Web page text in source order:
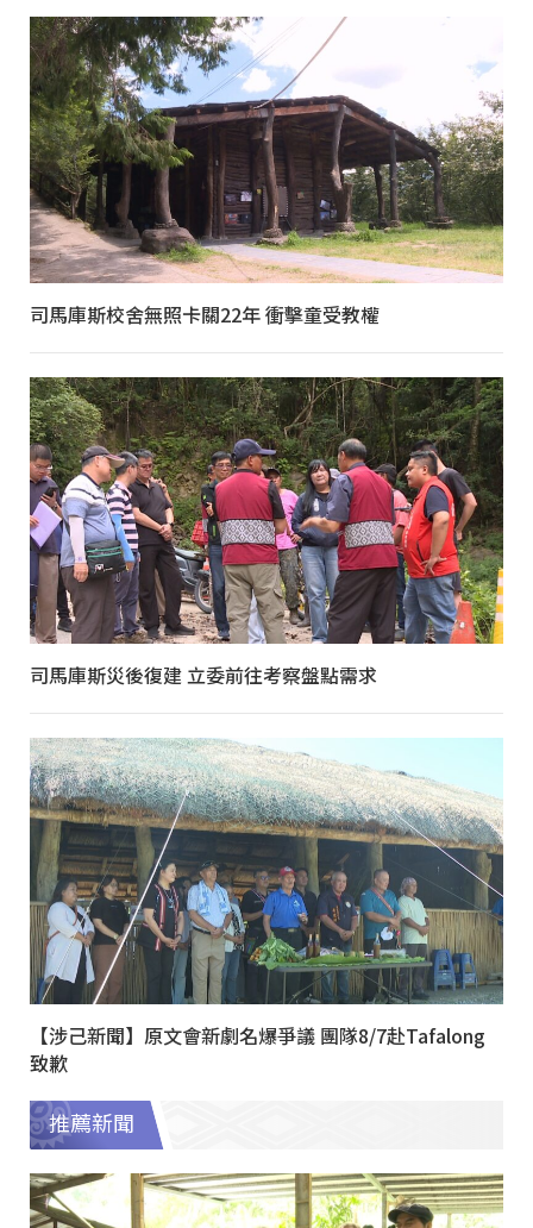
司馬庫斯校舍無照卡關22年 衝擊童受教權
司馬庫斯災後復建 立委前往考察盤點需求
【涉己新聞】原文會新劇名爆爭議 團隊8/7赴Tafalong
致歉
推薦新聞